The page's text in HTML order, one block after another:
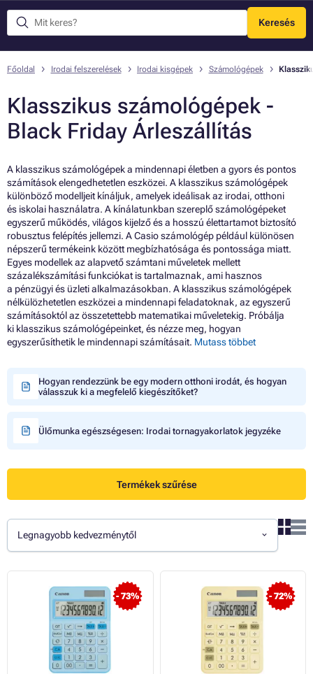
Keresés
Menü
Főoldal Irodai felszerelések Irodai kisgépek Számológépek
Klasszikus számológépek -
Black Friday Árleszállítás
A klasszikus számológépek a mindennapi életben a gyors és pontos
számítások elengedhetetlen eszközei. A klasszikus számológépek
különböző modelljeit kínáljuk, amelyek ideálisak az irodai, otthoni
és iskolai használatra. A kínálatunkban szereplő számológépeket
egyszerű működés, világos kijelző és a hosszú élettartamot biztosító
robusztus felépítés jellemzi. A Casio számológép például különösen
népszerű termékeink között megbízhatósága és pontossága miatt.
Egyes modellek az alapvető számtani műveletek mellett
százalékszámítási funkciókat is tartalmaznak, ami hasznos
a pénzügyi és üzleti alkalmazásokban. A klasszikus számológépek
nélkülözhetetlen eszközei a mindennapi feladatoknak, az egyszerű
számításoktól az összetettebb matematikai műveletekig. Próbálja
ki klasszikus számológépeinket, és nézze meg, hogyan
egyszerűsíthetik le mindennapi számításait. Mutass többet
Hogyan rendezzünk be egy modern otthoni irodát, és hogyan
válasszuk ki a megfelelő kiegészítőket?
Ülőmunka egészségesen: Irodai tornagyakorlatok jegyzéke
Termékek szűrése
Legnagyobb kedvezménytől
- 73% - 72%